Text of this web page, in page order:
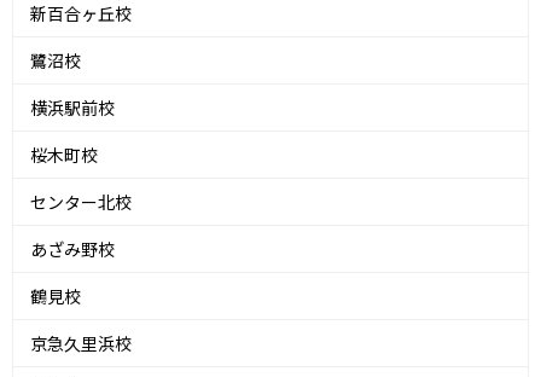
新百合ヶ丘校
鷺沼校
横浜駅前校
桜木町校
センター北校
あざみ野校
鶴見校
京急久里浜校